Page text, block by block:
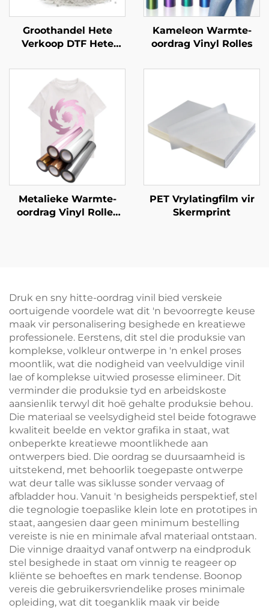
Groothandel Hete
Verkoop DTF Hete
PET Film Poeder vir
Warmte-oordrag Druk
Kleding
Kameleon Warmte-
oordrag Vinyl Rolles
Metalieke Warmte-
oordrag Vinyl Rolles
PET Vrylatingfilm vir
Skermprint
Druk en sny hitte-oordrag vinil bied verskeie
oortuigende voordele wat dit 'n bevoorregte keuse
maak vir personalisering besighede en kreatiewe
professionele. Eerstens, dit stel die produksie van
komplekse, volkleur ontwerpe in 'n enkel proses
moontlik, wat die nodigheid van veelvuldige vinil
lae of komplekse uitwied prosesse elimineer. Dit
verminder die produksie tyd en arbeidskoste
aansienlik terwyl dit hoë gehalte produksie behou.
Die materiaal se veelsydigheid stel beide fotograwe
kwaliteit beelde en vektor grafika in staat, wat
onbeperkte kreatiewe moontlikhede aan
ontwerpers bied. Die oordrag se duursaamheid is
uitstekend, met behoorlik toegepaste ontwerpe
wat deur talle was siklusse sonder vervaag of
afbladder hou. Vanuit 'n besigheids perspektief, stel
die tegnologie toepaslike klein lote en prototipes in
staat, aangesien daar geen minimum bestelling
vereiste is nie en minimale afval materiaal ontstaan.
Die vinnige draaityd vanaf ontwerp na eindproduk
stel besighede in staat om vinnig te reageer op
kliënte se behoeftes en mark tendense. Boonop
vereis die gebruikersvriendelike proses minimale
opleiding, wat dit toeganklik maak vir beide